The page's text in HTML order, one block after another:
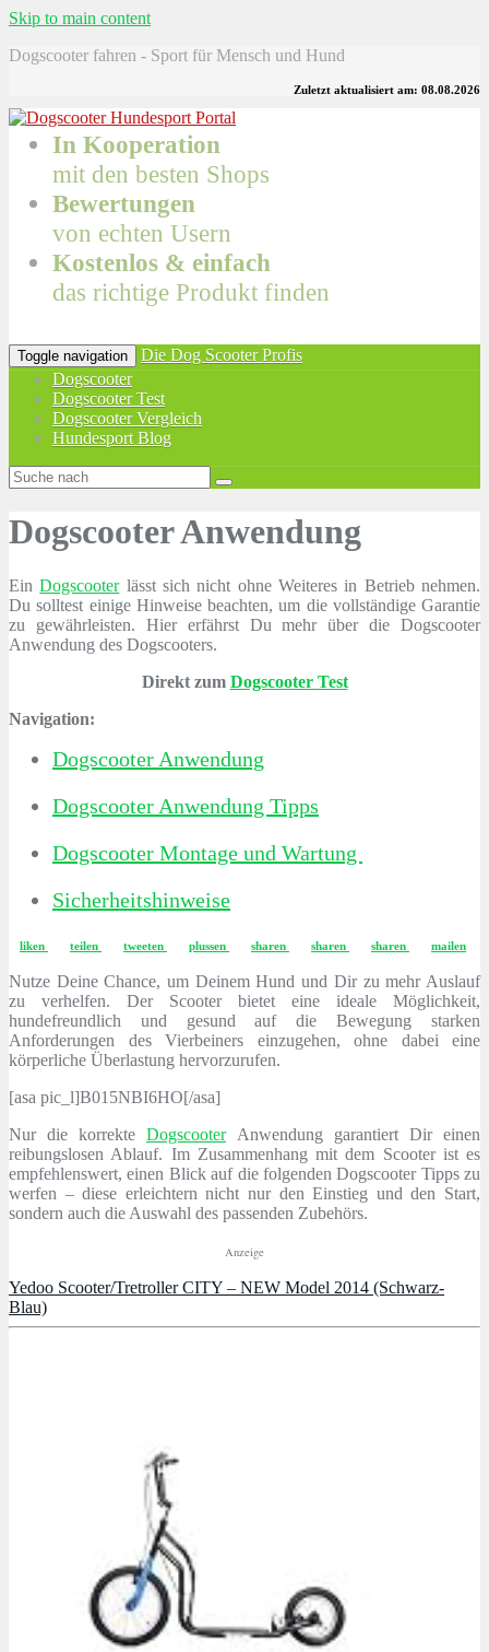
Skip to main content
Dogscooter fahren - Sport für Mensch und Hund
Zuletzt aktualisiert am: 08.08.2026
In Kooperation
mit den besten Shops
Bewertungen
von echten Usern
Kostenlos & einfach
das richtige Produkt finden
Toggle navigation
Die Dog Scooter Profis
Dogscooter
Dogscooter Test
Dogscooter Vergleich
Hundesport Blog
Dogscooter Anwendung
EinDogscooterlässt sich nicht ohne Weiteres in Betrieb nehmen.
Du solltest einige Hinweise beachten, um die vollständige Garantie
zu gewährleisten. Hier erfährst Du mehr über die Dogscooter
Anwendung des Dogscooters.
Direkt zum Dogscooter Test
Navigation:
Dogscooter Anwendung
Dogscooter Anwendung Tipps
Dogscooter Montage und Wartung
Sicherheitshinweise
liken teilen tweeten plussen sharen sharen sharen mailen
Nutze Deine Chance, um Deinem Hund und Dir zu mehr Auslauf
zu verhelfen. Der Scooter bietet eine ideale Möglichkeit,
hundefreundlich und gesund auf die Bewegung starken
Anforderungen des Vierbeiners einzugehen, ohne dabei eine
körperliche Überlastung hervorzurufen.
[asa pic_l]B015NBI6HO[/asa]
Nur die korrekte DogscooterAnwendung garantiert Dir einen
reibungslosen Ablauf. Im Zusammenhang mit dem Scooter ist es
empfehlenswert, einen Blick auf die folgenden Dogscooter Tipps zu
werfen – diese erleichtern nicht nur den Einstieg und den Start,
sondern auch die Auswahl des passenden Zubehörs.
Anzeige
Yedoo Scooter/Tretroller CITY – NEW Model 2014 (Schwarz-
Blau)